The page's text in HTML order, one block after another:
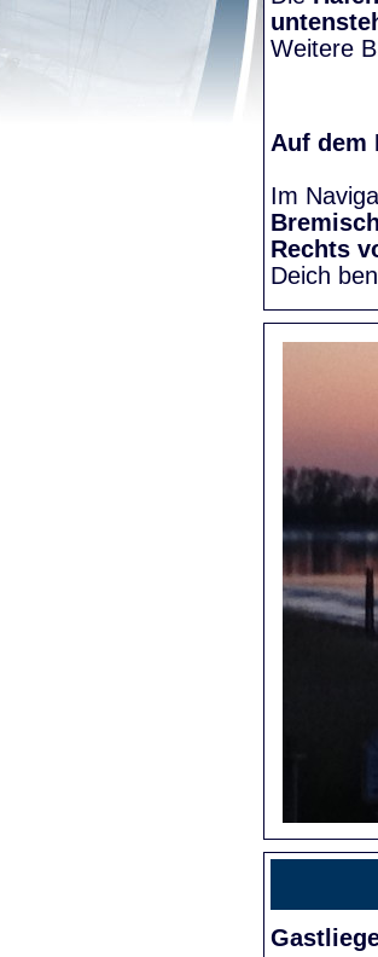
Weitere
Auf dem
Im
Rechts
Deich